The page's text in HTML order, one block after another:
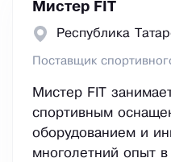
Мистер FIT
Республика
Поставщик
Мистер FIT
спортивным
оборудованием и
многолетний опыт